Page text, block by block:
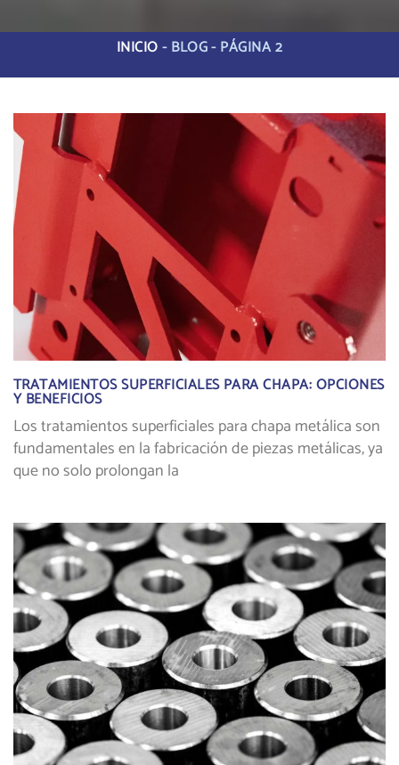
INICIO-BLOG-PÁGINA 2
TRATAMIENTOS SUPERFICIALES PARA CHAPA: OPCIONES
Y BENEFICIOS
Los tratamientos superficiales para chapa metálica son
fundamentales en la fabricación de piezas metálicas, ya
que no solo prolongan la